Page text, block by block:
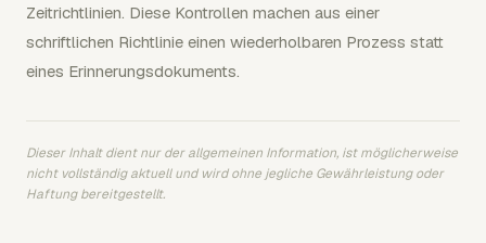
Zeitrichtlinien. Diese Kontrollen machen aus einer
schriftlichen Richtlinie einen wiederholbaren Prozess statt
eines Erinnerungsdokuments.
Dieser Inhalt dient nur der allgemeinen Information, ist möglicherweise
nicht vollständig aktuell und wird ohne jegliche Gewährleistung oder
Haftung bereitgestellt.